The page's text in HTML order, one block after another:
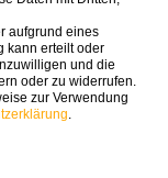
aufgrund eines
kann erteilt oder
und die
oder zu widerrufen.
zur Verwendung
.